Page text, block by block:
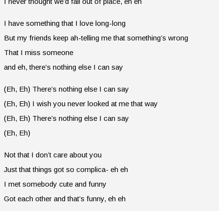
I have something that I love long-long
But my friends keep ah-telling me that something’s wrong
That I miss someone
and eh, there’s nothing else I can say
(Eh, Eh) There’s nothing else I can say
(Eh, Eh) I wish you never looked at me that way
(Eh, Eh) There’s nothing else I can say
(Eh, Eh)
Not that I don’t care about you
Just that things got so complica- eh eh
I met somebody cute and funny
Got each other and that’s funny, eh eh